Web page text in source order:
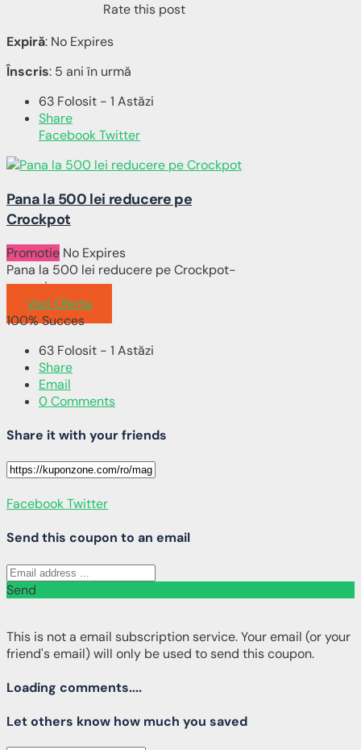
Rate this post
Expiră: No Expires
Înscris: 5 ani în urmă
63 Folosit - 1 Astăzi
Share
FacebookTwitter
Pana la 500 lei reducere pe
Crockpot
Promotie No Expires
Pana la 500 lei reducere pe Crockpot-
romania.ro
Vezi Oferta
100% Succes
63 Folosit - 1 Astăzi
Share
Email
0 Comments
Share it with your friends
FacebookTwitter
Send this coupon to an email
Send
This is not a email subscription service. Your email (or your
friend's email) will only be used to send this coupon.
Loading comments....
Let others know how much you saved